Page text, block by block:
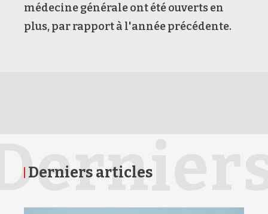
médecine générale ont été ouverts en
plus, par rapport à l'année précédente.
Derniers articles